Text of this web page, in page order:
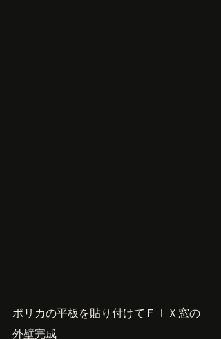
ポリカの平板を貼り付けてＦＩＸ窓の
外壁完成